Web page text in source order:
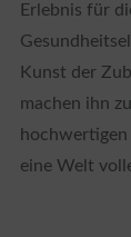
Erlebnis für
Kunst der
machen ihn
eine Welt